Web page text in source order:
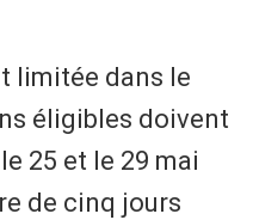
limitée dans le
éligibles doivent
25 et le 29 mai
de cinq jours